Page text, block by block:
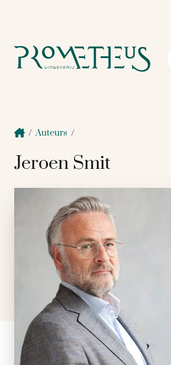
/Auteurs /
Jeroen Smit